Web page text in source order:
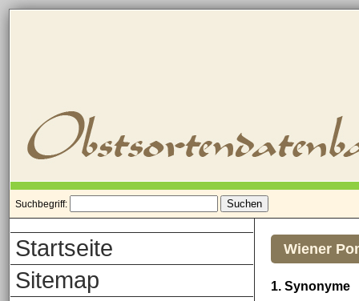
Suchbegriff:
Startseite
Sitemap
Wiener
1. Synonyme